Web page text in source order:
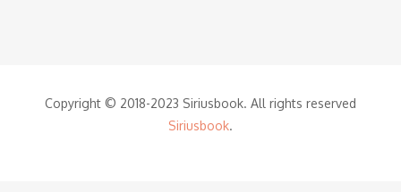
Copyright © 2018-2023 Siriusbook. All rights reserved
Siriusbook.